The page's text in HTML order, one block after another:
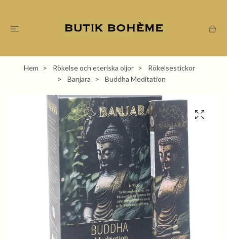
Hem Rökelse och eteriska oljor
Rökelsestickor
Banjara
Buddha Meditation